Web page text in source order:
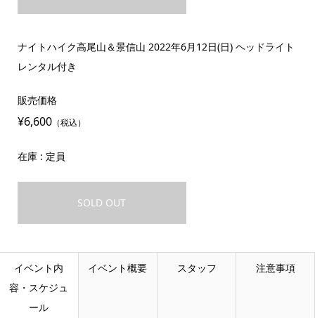
ナイトハイク高尾山＆景信山 2022年6月12日(日) ヘッドライト
レンタル付き
販売価格
¥6,600（税込）
在庫 : 定員
SOLD OUT
イベント内
容・スケジュ
ール
イベント概要 スタッフ 注意事項